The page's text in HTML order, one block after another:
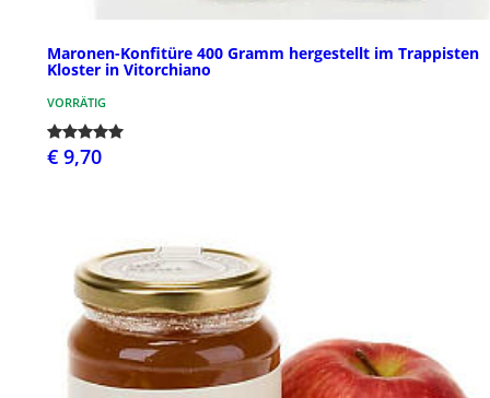
Maronen-Konfitüre 400 Gramm hergestellt im Trappisten
Kloster in Vitorchiano
VORRÄTIG
€ 9,70